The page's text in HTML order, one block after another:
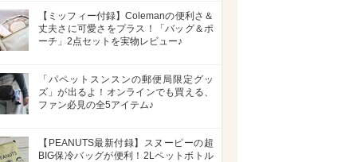
【ミッフィー付録】Colemanの便利さ＆
丈夫さに可愛さをプラス！「バッグ＆ポ
ーチ」2点セットを実物レビュー♪
「パペットスンスンの郵便局限定グッ
ズ」が出るよ！オンラインでも買える、
ファン必見の全5アイテム♪
【PEANUTS最新付録】スヌーピーの超
BIG保冷バッグが便利！2Lペットボトル